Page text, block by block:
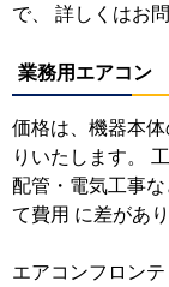
で、 詳しくはお
業務用エアコン
価格は、機器本
りいたします。
配管・電気工事
て費用 に差があり
エアコンフロン